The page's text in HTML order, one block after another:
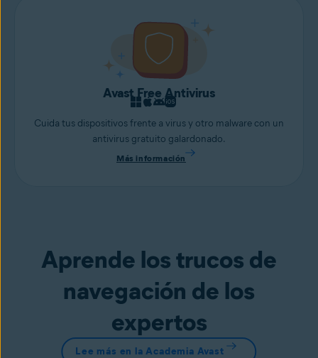
Avast Free Antivirus
Cuida tus dispositivos frente a virus y otro malware con un
antivirus gratuito galardonado.
Más información
Aprende los trucos de
navegación de los
expertos
Lee más en la Academia Avast